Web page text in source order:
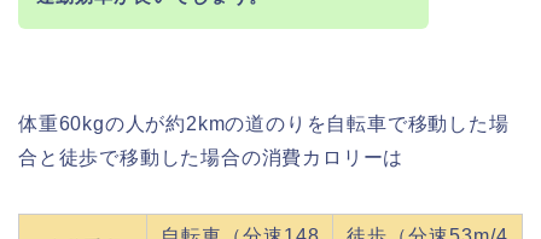
体重60kgの人が約2kmの道のりを自転車で移動した場
合と徒歩で移動した場合の消費カロリーは